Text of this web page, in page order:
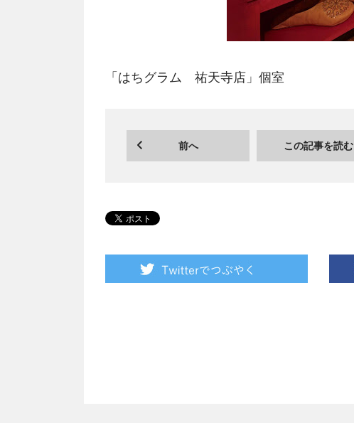
「はちグラム 祐天寺店」個室
前へ この記事を読む